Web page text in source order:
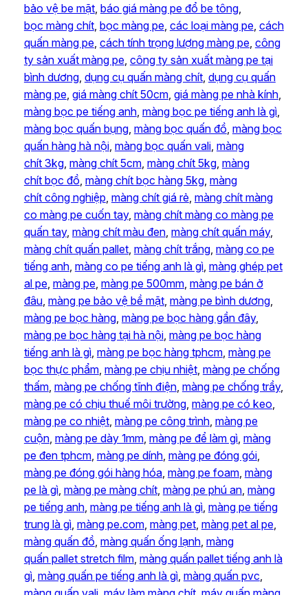
bảo vệ be mặt, báo giá màng pe đổ be tông
bọc màng chít, bọc màng pe, các loại màng pe, cách
quấn màng pe, cách tính trọng lượng màng pe, công
ty sản xuất màng pe, công ty sản xuất màng pe tại
bình dương, dụng cụ quấn màng chít, dụng cụ quấn
màng pe, giá màng chít 50cm, giá màng pe nhà kính
màng bọc pe tiếng anh, màng bọc pe tiếng anh là gì
màng bọc quấn bụng, màng bọc quấn đồ màng bọc
quấn hàng hà nội, màng bọc quấn vali, màng
chít 3kg, màng chít 5cm, màng chít 5kg, màng
chít bọc đồ màng chít bọc hàng 5kg, màng
chít công nghiệp màng chít giá rẻ, màng chít màng
co màng pe cuốn tay, màng chít màng co màng pe
quấn tay, màng chít màu đen, màng chít quấn máy
màng chít quấn pallet, màng chít trắng, màng co pe
tiếng anh, màng co pe tiếng anh là gì, màng ghép pet
al pe, màng pe, màng pe 500mm, màng pe bán ở
đâu, màng pe bảo vệ bề mặt, màng pe bình dương
màng pe bọc hàng, màng pe bọc hàng gần đây
màng pe bọc hàng tại hà nội, màng pe bọc hàng
tiếng anh là gì, màng pe bọc hàng tphcm, màng pe
bọc thực phẩm, màng pe chịu nhiệt, màng pe chống
thấm, màng pe chống tĩnh điện, màng pe chống trầy
màng pe có chịu thuế môi trường, màng pe có keo
màng pe co nhiệt, màng pe công trình, màng pe
cuộn, màng pe dày 1mm, màng pe để làm gì, màng
pe đen tphcm, màng pe dính, màng pe đóng gói
màng pe đóng gói hàng hóa, màng pe foam, màng
pe là gì, màng pe màng chít, màng pe phú an, màng
pe tiếng anh, màng pe tiếng anh là gì, màng pe tiếng
trung là gì, màng pe.com, màng pet, màng pet al pe
màng quấn đồ màng quấn ống lạnh, màng
quấn pallet stretch film, màng quấn pallet tiếng anh là
gì, màng quấn pe tiếng anh là gì, màng quấn pvc